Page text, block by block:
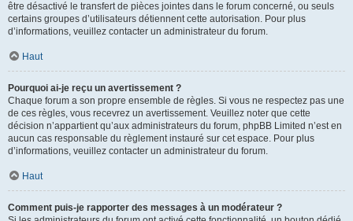
être désactivé le transfert de pièces jointes dans le forum concerné, ou seuls
certains groupes d’utilisateurs détiennent cette autorisation. Pour plus
d’informations, veuillez contacter un administrateur du forum.
Haut
Pourquoi ai-je reçu un avertissement ?
Chaque forum a son propre ensemble de règles. Si vous ne respectez pas une
de ces règles, vous recevrez un avertissement. Veuillez noter que cette
décision n’appartient qu’aux administrateurs du forum, phpBB Limited n’est en
aucun cas responsable du règlement instauré sur cet espace. Pour plus
d’informations, veuillez contacter un administrateur du forum.
Haut
Comment puis-je rapporter des messages à un modérateur ?